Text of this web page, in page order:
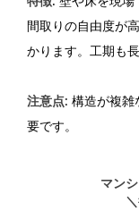
間取りの自由度が
かります。工期も
注意点: 構造が複
要です。
マン